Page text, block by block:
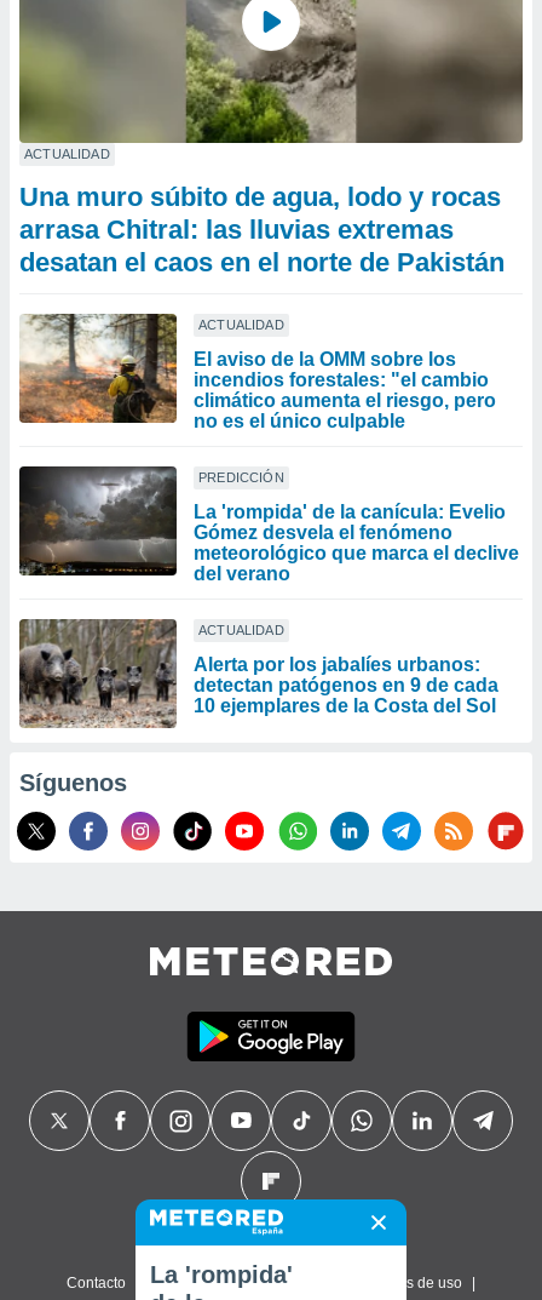
ACTUALIDAD
Una muro súbito de agua, lodo y rocas
arrasa Chitral: las lluvias extremas
desatan el caos en el norte de Pakistán
ACTUALIDAD
El aviso de la OMM sobre los
incendios forestales: "el cambio
climático aumenta el riesgo, pero
no es el único culpable
PREDICCIÓN
La 'rompida' de la canícula: Evelio
Gómez desvela el fenómeno
meteorológico que marca el declive
del verano
ACTUALIDAD
Alerta por los jabalíes urbanos:
detectan patógenos en 9 de cada
10 ejemplares de la Costa del Sol
Síguenos
Contacto Sobre nosotros Términos de uso
La 'rompida'